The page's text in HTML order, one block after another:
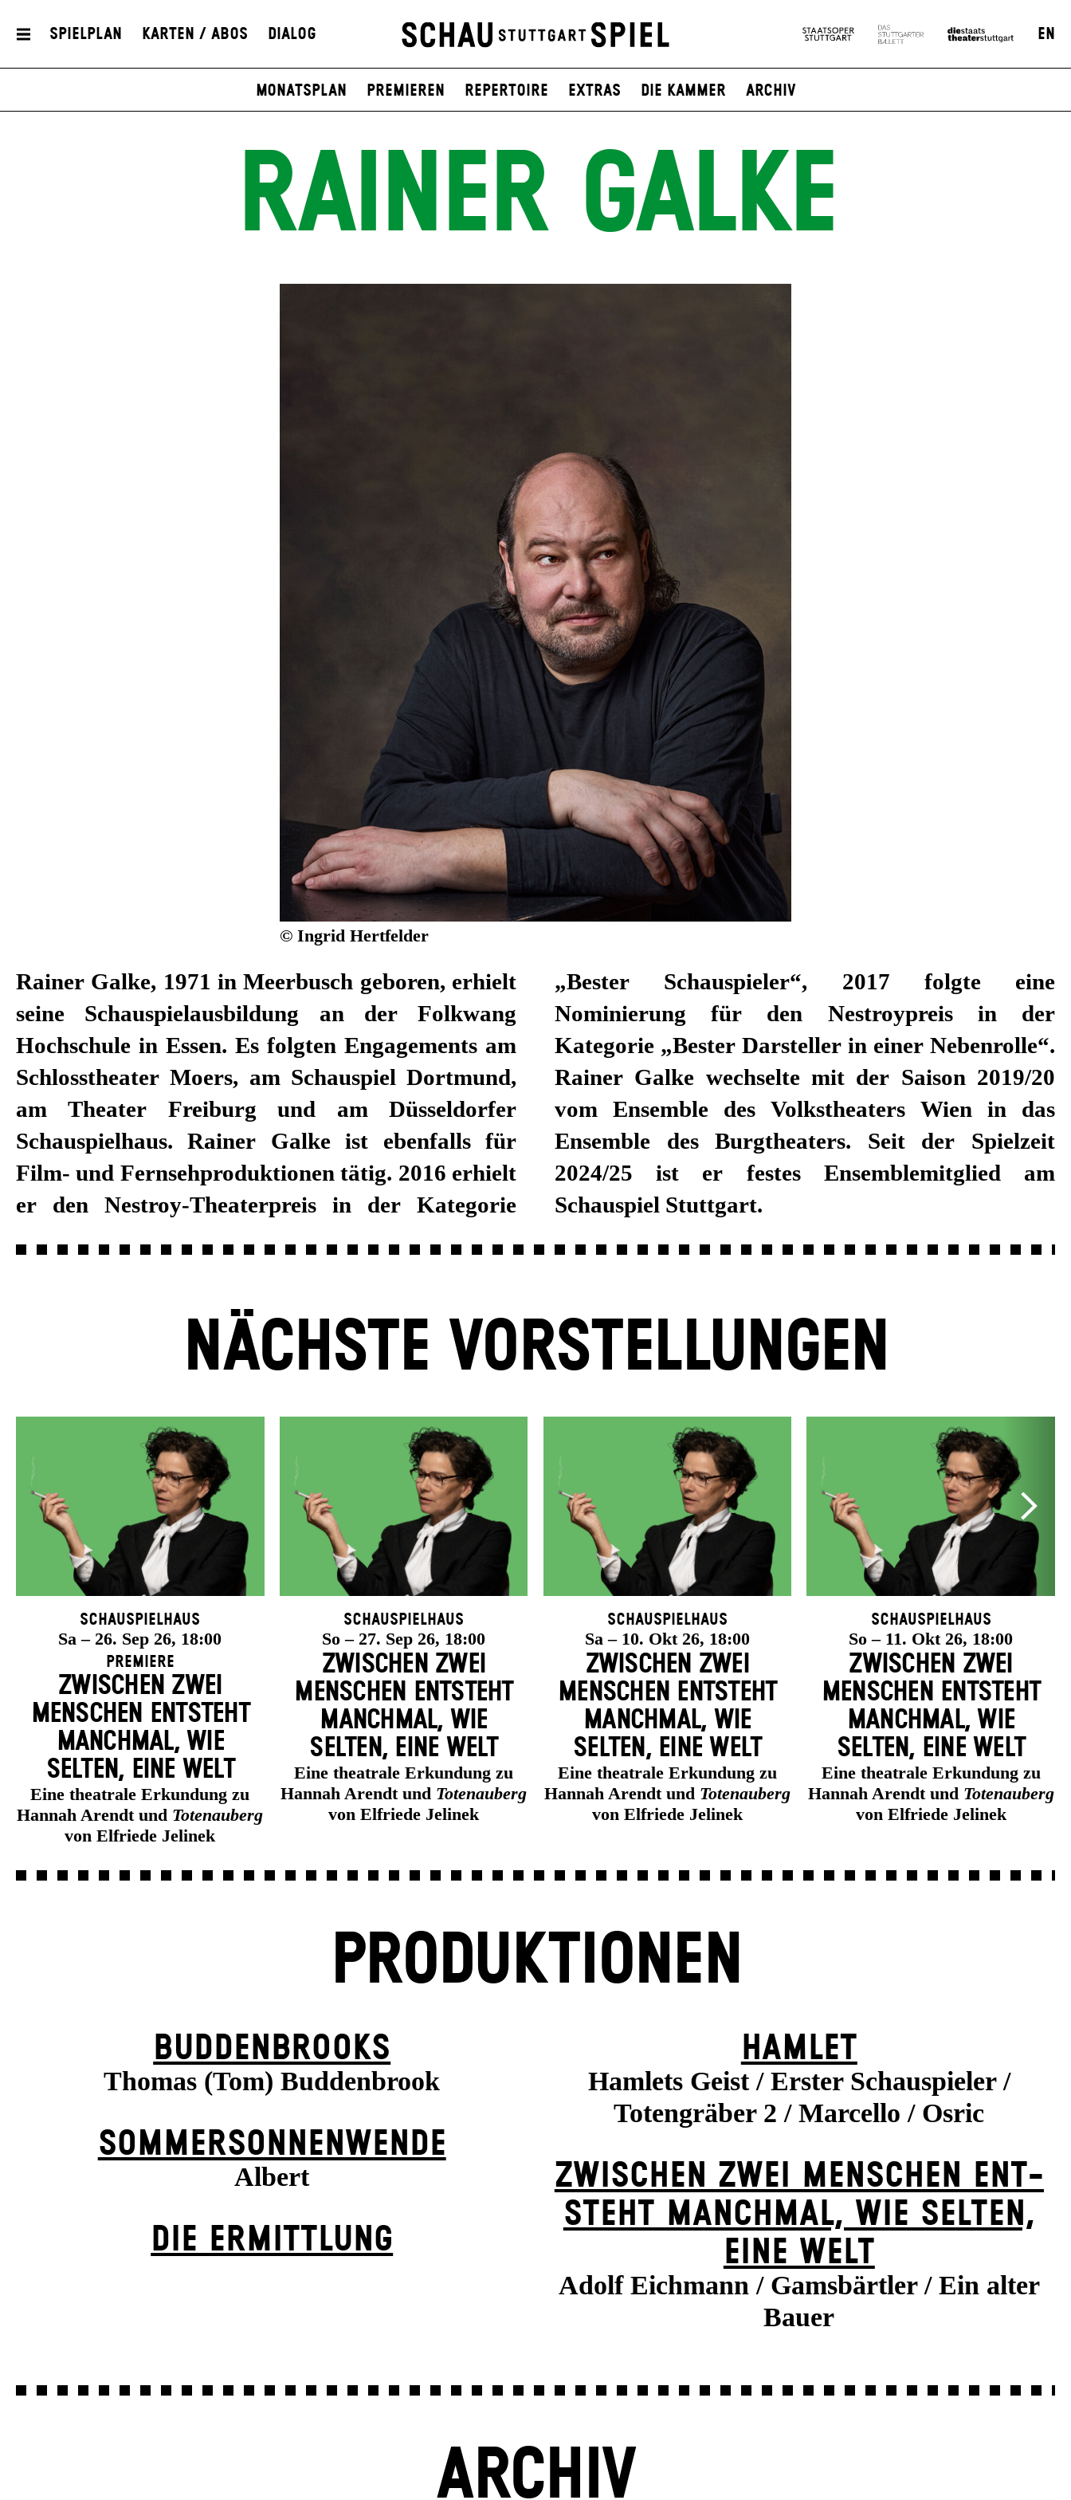
Spielplan Karten / Abos Dialog EN
Monatsplan Premieren Repertoire Extras Die Kammer Archiv
RAINER GALKE
© Ingrid Hertfelder
Rainer Galke, 1971 in Meerbusch geboren, erhielt
seine Schauspielausbildung an der Folkwang
Hochschule in Essen. Es folgten Engagements am
Schlosstheater Moers, am Schauspiel Dortmund,
am Theater Freiburg und am Düsseldorfer
Schauspielhaus. Rainer Galke ist ebenfalls für
Film- und Fernsehproduktionen tätig. 2016 erhielt
er den Nestroy-Theaterpreis in der Kategorie
„Bester Schauspieler“, 2017 folgte eine
Nominierung für den Nestroypreis in der
Kategorie „Bester Darsteller in einer Nebenrolle“.
Rainer Galke wechselte mit der Saison 2019/20
vom Ensemble des Volkstheaters Wien in das
Ensemble des Burgtheaters. Seit der Spielzeit
2024/25 ist er festes Ensemblemitglied am
Schauspiel Stuttgart.
NÄCHSTE VORSTELLUNGEN
Schauspielhaus
Sa – 26. Sep 26, 18:00
Premiere
ZWISCHEN ZWEI
MENSCHEN ENT­STEHT
MANCH­MAL, WIE
SELTEN, EINE WELT
Eine theatrale Erkundung zu
Hannah Arendt und Totenauberg
von Elfriede Jelinek
Schauspielhaus
So – 27. Sep 26, 18:00
ZWISCHEN ZWEI
MENSCHEN ENT­STEHT
MANCH­MAL, WIE
SELTEN, EINE WELT
Eine theatrale Erkundung zu
Hannah Arendt und Totenauberg
von Elfriede Jelinek
Schauspielhaus
Sa – 10. Okt 26, 18:00
ZWISCHEN ZWEI
MENSCHEN ENT­STEHT
MANCH­MAL, WIE
SELTEN, EINE WELT
Eine theatrale Erkundung zu
Hannah Arendt und Totenauberg
von Elfriede Jelinek
Schauspielhaus
So – 11. Okt 26, 18:00
ZWISCHEN ZWEI
MENSCHEN ENT­STEHT
MANCH­MAL, WIE
SELTEN, EINE WELT
Eine theatrale Erkundung zu
Hannah Arendt und Totenauberg
von Elfriede Jelinek
PRODUKTIONEN
BUDDENBROOKS
Thomas (Tom) Buddenbrook
SOMMER­SONNEN­WENDE
Albert
DIE ERMITTLUNG
HAMLET
Hamlets Geist / Erster Schauspieler /
Totengräber 2 / Marcello / Osric
ZWISCHEN ZWEI MENSCHEN ENT­
STEHT MANCH­MAL, WIE SELTEN,
EINE WELT
Adolf Eichmann / Gamsbärtler / Ein alter
Bauer
ARCHIV